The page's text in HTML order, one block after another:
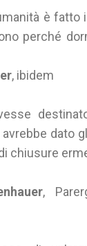
è fatto
perché
, ibidem
dato
chiusure
,